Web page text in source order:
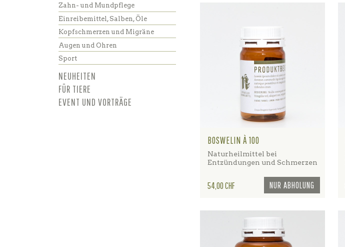
Zahn- und Mundpflege
Einreibemittel, Salben, Öle
Kopfschmerzen und Migräne
Augen und Ohren
Sport
NEUHEITEN
FÜR TIERE
EVENT UND VORTRÄGE
BOSWELIN À 100
Naturheilmittel bei
Entzündungen und Schmerzen
NUR ABHOLUNG
Preis
54,00 CHF